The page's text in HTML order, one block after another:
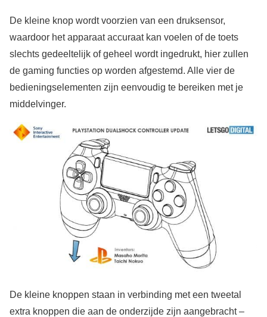
De kleine knop wordt voorzien van een druksensor,
waardoor het apparaat accuraat kan voelen of de toets
slechts gedeeltelijk of geheel wordt ingedrukt, hier zullen
de gaming functies op worden afgestemd. Alle vier de
bedieningselementen zijn eenvoudig te bereiken met je
middelvinger.
De kleine knoppen staan in verbinding met een tweetal
extra knoppen die aan de onderzijde zijn aangebracht –